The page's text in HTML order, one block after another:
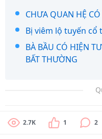
CHƯA QUAN HỆ
Bị viêm lộ tuyến
BÀ BẦU CÓ HIỆN
BẤT THƯỜNG
2.7K 1 2